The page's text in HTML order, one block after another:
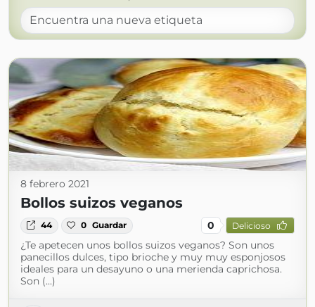
8 febrero 2021
Bollos suizos veganos
44 0 Guardar 0 Delicioso
¿Te apetecen unos bollos suizos veganos? Son unos
panecillos dulces, tipo brioche y muy muy esponjosos
ideales para un desayuno o una merienda caprichosa.
Son (...)